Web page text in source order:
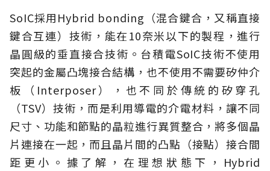
SoIC採用Hybrid bonding（混合鍵合，又稱直接
鍵合互連）技術，能在10奈米以下的製程，進行
晶圓級的垂直接合技術。台積電SoIC技術不使用
突起的金屬凸塊接合結構，也不使用不需要矽仲介
板（Interposer），也不同於傳統的矽穿孔
（TSV）技術，而是利用導電的介電材料，讓不同
尺寸、功能和節點的晶粒進行異質整合，將多個晶
片連接在一起，而且晶片間的凸點（接點）接合間
距更小。據了解，在理想狀態下，Hybrid